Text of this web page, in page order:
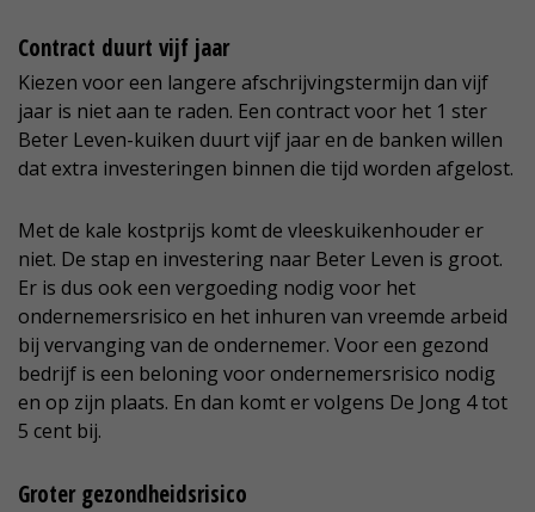
Contract duurt vijf jaar
Kiezen voor een langere afschrijvingstermijn dan vijf
jaar is niet aan te raden. Een contract voor het 1 ster
Beter Leven-kuiken duurt vijf jaar en de banken willen
dat extra investeringen binnen die tijd worden afgelost.
Met de kale kostprijs komt de vleeskuikenhouder er
niet. De stap en investering naar Beter Leven is groot.
Er is dus ook een vergoeding nodig voor het
ondernemersrisico en het inhuren van vreemde arbeid
bij vervanging van de ondernemer. Voor een gezond
bedrijf is een beloning voor ondernemersrisico nodig
en op zijn plaats. En dan komt er volgens De Jong 4 tot
5 cent bij.
Groter gezondheidsrisico